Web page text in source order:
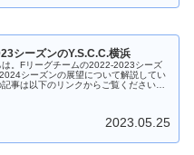
シーズンのY.S.C.C.横浜
。Fリーグチームの2022-2023シーズ
シーズンの展望について解説してい
事は以下のリンクからご覧ください。
2023.05.25